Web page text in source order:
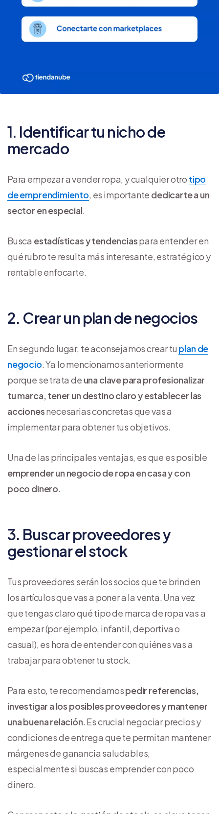
1. Identificar tu nicho de
mercado
Para empezar a vender ropa, y cualquier otro tipo
de emprendimiento, es importante dedicarte a un
sector en especial.
Busca estadísticas y tendenciaspara entender en
qué rubro te resulta más interesante, estratégico y
rentable enfocarte.
2. Crear un plan de negocios
En segundo lugar, te aconsejamos crear tu plan de
negocio. Ya lo mencionamos anteriormente
porque se trata de una clave para profesionalizar
tu marca, tener un destino claro y establecer las
accionesnecesarias concretas que vas a
implementar para obtener tus objetivos.
Una de las principales ventajas, es que es posible
emprender un negocio de ropa en casa y con
poco dinero.
3. Buscar proveedores y
gestionar el stock
Tus proveedores serán los socios que te brinden
los artículos que vas a poner a la venta. Una vez
que tengas claro qué tipo de marca de ropa vas a
empezar (por ejemplo, infantil, deportiva o
casual), es hora de entender con quiénes vas a
trabajar para obtener tu stock.
Para esto, te recomendamospedir referencias,
investigar a los posibles proveedores y mantener
una buena relación. Es crucial negociar precios y
condiciones de entrega que te permitan mantener
márgenes de ganancia saludables,
especialmente si buscas emprender con poco
dinero.